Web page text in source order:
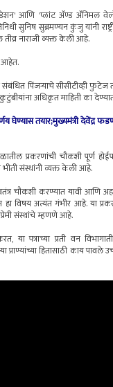
आणि 'प्लांट ॲण्ड ॲनिमल
सुनिष सुब्रमण्यन कुंजु यांनी
तीव्र नाराजी व्यक्त केली आहे.
आहेत.
पिंजऱ्याचे सीसीटीव्ही
अधिकृत माहिती का
घेण्यास तयार;मुख्यमंत्री देवेंद्र
प्रकरणांची चौकशी पूर्ण
संस्थांनी व्यक्त केली आहे.
चौकशी करण्यात यावी आणि
हा विषय अत्यंत गंभीर आहे. या
संस्थांचे म्हणणे आहे.
या पत्राच्या प्रती वन
हितासाठी काय